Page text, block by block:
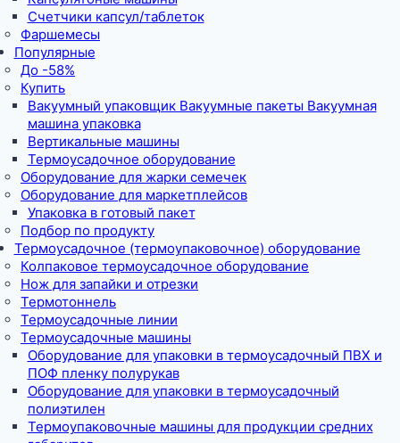
Счетчики капсул/таблеток
Фаршемесы
Популярные
До -58%
Купить
Вакуумный упаковщик Вакуумные пакеты Вакуумная
машина упаковка
Вертикальные машины
Термоусадочное оборудование
Оборудование для жарки семечек
Оборудование для маркетплейсов
Упаковка в готовый пакет
Подбор по продукту
Термоусадочное (термоупаковочное) оборудование
Колпаковое термоусадочное оборудование
Нож для запайки и отрезки
Термотоннель
Термоусадочные линии
Термоусадочные машины
Оборудование для упаковки в термоусадочный ПВХ и
ПОФ пленку полурукав
Оборудование для упаковки в термоусадочный
полиэтилен
Термоупаковочные машины для продукции средних